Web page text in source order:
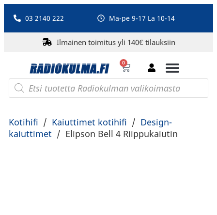
03 2140 222 Ma-pe 9-17 La 10-14
Ilmainen toimitus yli 140€ tilauksiin
0
Kotihifi / Kaiuttimet kotihifi / Design-
kaiuttimet / Elipson Bell 4 Riippukaiutin